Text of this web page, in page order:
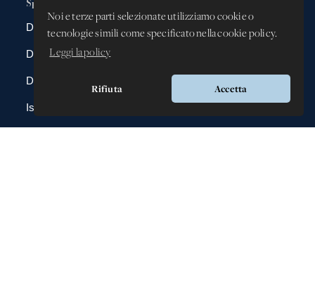
Noi e terze parti selezionate utilizziamo cookie o
tecnologie simili come specificato nella cookie policy.
Leggi la policy
Rifiuta Accetta
DBAnima
DBContest
DBDrive
Iscrizioni